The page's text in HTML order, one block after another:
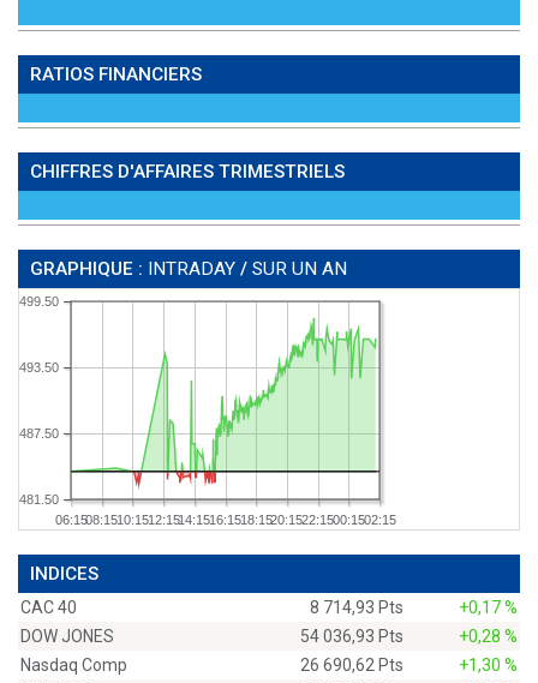
RATIOS FINANCIERS
CHIFFRES D'AFFAIRES TRIMESTRIELS
GRAPHIQUE : INTRADAY / SUR UN AN
06:1508:1510:1512:1514:1516:1518:1520:1522:1500:1502:15
481.50
487.50
493.50
499.50
INDICES
CAC 40 8 714,93 Pts
+0,17 %
DOW JONES
54 036,93 Pts
+0,28 %
Nasdaq Comp
26 690,62 Pts
+1,30 %